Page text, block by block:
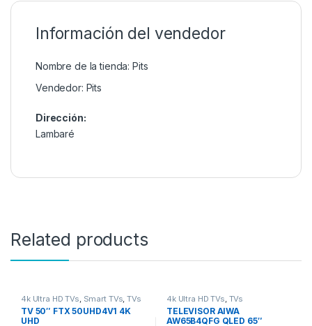
Información del vendedor
Nombre de la tienda: Pits
Vendedor: Pits
Dirección:
Lambaré
Related products
4k Ultra HD TVs Smart TVs ,TVs
TV 50″ FTX 50UHD4V1 4K
UHD
4k Ultra HD TVs TVs
TELEVISOR AIWA
AW65B4QFG QLED 65″